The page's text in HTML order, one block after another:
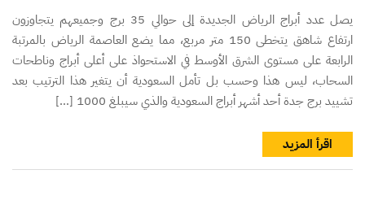
يصل عدد أبراج الرياض الجديدة إلى حوالي 35 برج وجميعهم يتجاوزون
ارتفاع شاهق يتخطى 150 متر مربع، مما يضع العاصمة الرياض بالمرتبة
الرابعة على مستوى الشرق الأوسط في الاستحواذ على أعلى أبراج وناطحات
السحاب، ليس هذا وحسب بل تأمل السعودية أن يتغير هذا الترتيب بعد
تشييد برج جدة أحد أشهر أبراج السعودية والذي سيبلغ 1000 […]
اقرأ المزيد